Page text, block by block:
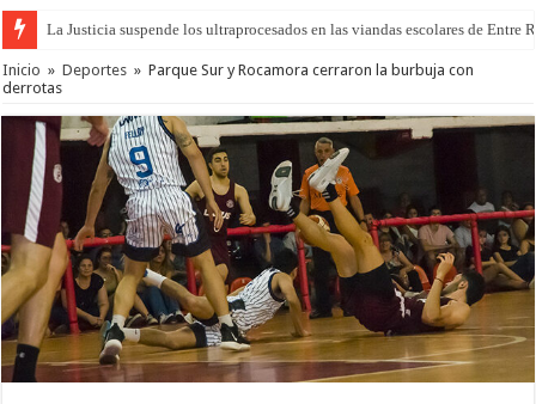
La Justicia suspende los ultraprocesados en las viandas escolares de Entre
Se presentará la obra “La Runfla de los Macanos”
Inicio » Deportes » Parque Sur y Rocamora cerraron la burbuja con
derrotas